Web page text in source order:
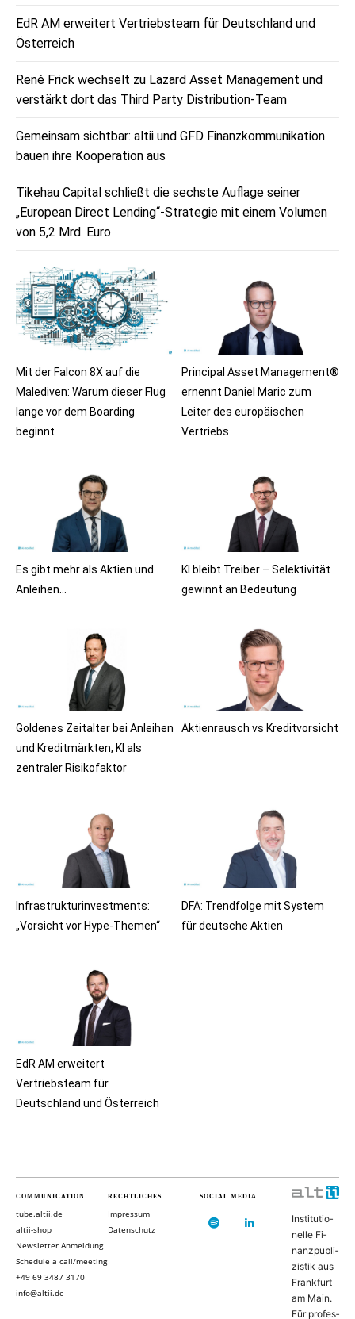
Mit der Falcon 8X auf die
Malediven: Warum dieser Flug
lange vor dem Boarding
beginnt
Principal Asset Management®
ernennt Daniel Maric zum
Leiter des europäischen
Vertriebs
Es gibt mehr als Aktien und
Anleihen…
KI bleibt Treiber – Selektivität
gewinnt an Bedeutung
Goldenes Zeitalter bei Anleihen
und Kreditmärkten, KI als
zentraler Risikofaktor
Aktienrausch vs Kreditvorsicht
Infrastrukturinvestments:
„Vorsicht vor Hype-Themen“
DFA: Trendfolge mit System
für deutsche Aktien
EdR AM erweitert
Vertriebsteam für
Deutschland und Österreich
EdR AM erweitert Vertriebsteam für Deutschland und
Österreich
René Frick wechselt zu Lazard Asset Management und
verstärkt dort das Third Party Distribution-Team
Gemeinsam sichtbar: altii und GFD Finanzkommunikation
bauen ihre Kooperation aus
Tikehau Capital schließt die sechste Auflage seiner
„European Direct Lending“-Strategie mit einem Volumen
von 5,2 Mrd. Euro
COMMUNICATION
tube.altii.de
altii-shop
Newsletter Anmeldung
Schedule a call/meeting
+49 69 3487 3170
info@altii.de
RECHTLICHES
Impressum
Datenschutz
SOCIAL MEDIA
In­sti­tu­ti­o­
nel­le Fi­
nanz­pu­bli­
zis­tik aus
Frank­furt
am Main.
Für pro­fes­